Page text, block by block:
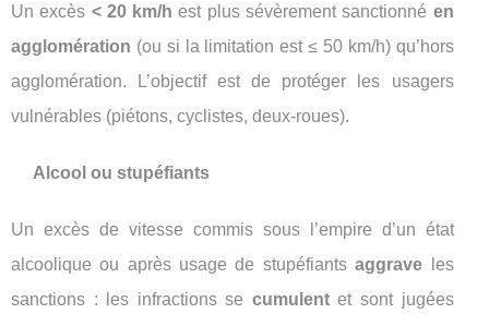
Un excès < 20 km/h est plus sévèrement sanctionné en
agglomération (ou si la limitation est ≤ 50 km/h) qu’hors
agglomération. L’objectif est de protéger les usagers
vulnérables (piétons, cyclistes, deux-roues).
Alcool ou stupéfiants
Un excès de vitesse commis sous l’empire d’un état
alcoolique ou après usage de stupéfiantsaggrave les
sanctions : les infractions se cumulentet sont jugées